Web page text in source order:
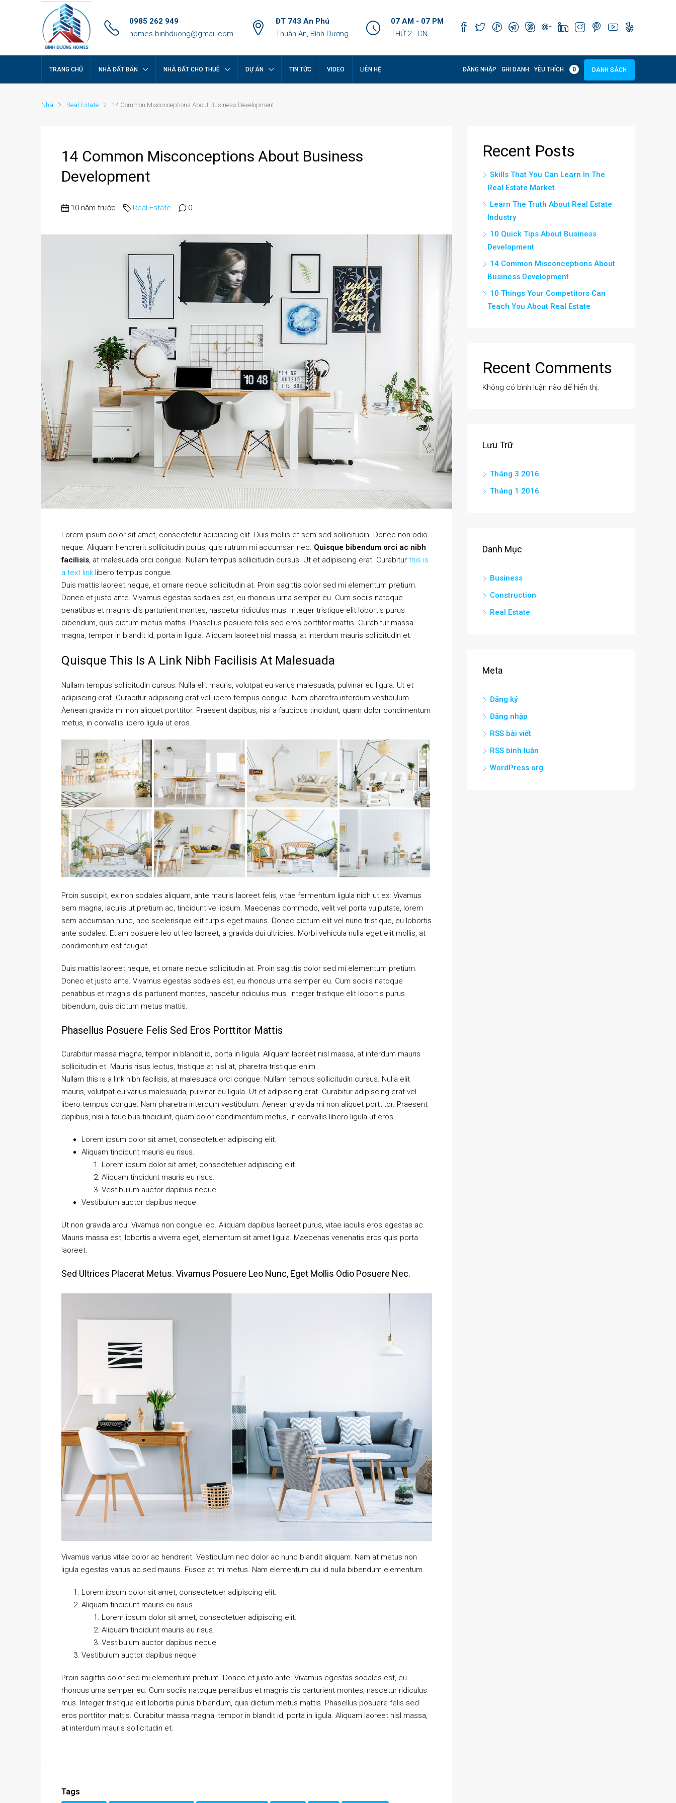
0985 262 949
homes.binhduong@gmail.com
ĐT 743 An Phú
Thuận An, Bình Dương
07 AM - 07 PM
THỨ 2 - CN
TRANG CHỦ NHÀ ĐẤT BÁN NHÀ ĐẤT CHO THUÊ DỰ ÁN TIN TỨC VIDEO LIÊN HỆ ĐĂNG NHẬP GHI DANH YÊU THÍCH 0 DANH SÁCH
Nhà Real Estate 14 Common Misconceptions About Business Development
14 Common Misconceptions About Business
Development
10 năm trước Real Estate 0
Lorem ipsum dolor sit amet, consectetur adipiscing elit. Duis mollis et sem sed sollicitudin. Donec non odio
neque. Aliquam hendrerit sollicitudin purus, quis rutrum mi accumsan nec. Quisque bibendum orci ac nibh
facilisis, at malesuada orci congue. Nullam tempus sollicitudin cursus. Ut et adipiscing erat. Curabitur this is
a text link libero tempus congue.
Duis mattis laoreet neque, et ornare neque sollicitudin at. Proin sagittis dolor sed mi elementum pretium.
Donec et justo ante. Vivamus egestas sodales est, eu rhoncus urna semper eu. Cum sociis natoque
penatibus et magnis dis parturient montes, nascetur ridiculus mus. Integer tristique elit lobortis purus
bibendum, quis dictum metus mattis. Phasellus posuere felis sed eros porttitor mattis. Curabitur massa
magna, tempor in blandit id, porta in ligula. Aliquam laoreet nisl massa, at interdum mauris sollicitudin et.
Quisque This Is A Link Nibh Facilisis At Malesuada
Nullam tempus sollicitudin cursus. Nulla elit mauris, volutpat eu varius malesuada, pulvinar eu ligula. Ut et
adipiscing erat. Curabitur adipiscing erat vel libero tempus congue. Nam pharetra interdum vestibulum.
Aenean gravida mi non aliquet porttitor. Praesent dapibus, nisi a faucibus tincidunt, quam dolor condimentum
metus, in convallis libero ligula ut eros.
Proin suscipit, ex non sodales aliquam, ante mauris laoreet felis, vitae fermentum ligula nibh ut ex. Vivamus
sem magna, iaculis ut pretium ac, tincidunt vel ipsum. Maecenas commodo, velit vel porta vulputate, lorem
sem accumsan nunc, nec scelerisque elit turpis eget mauris. Donec dictum elit vel nunc tristique, eu lobortis
ante sodales. Etiam posuere leo ut leo laoreet, a gravida dui ultricies. Morbi vehicula nulla eget elit mollis, at
condimentum est feugiat.
Duis mattis laoreet neque, et ornare neque sollicitudin at. Proin sagittis dolor sed mi elementum pretium.
Donec et justo ante. Vivamus egestas sodales est, eu rhoncus urna semper eu. Cum sociis natoque
penatibus et magnis dis parturient montes, nascetur ridiculus mus. Integer tristique elit lobortis purus
bibendum, quis dictum metus mattis.
Phasellus Posuere Felis Sed Eros Porttitor Mattis
Curabitur massa magna, tempor in blandit id, porta in ligula. Aliquam laoreet nisl massa, at interdum mauris
sollicitudin et. Mauris risus lectus, tristique at nisl at, pharetra tristique enim.
Nullam this is a link nibh facilisis, at malesuada orci congue. Nullam tempus sollicitudin cursus. Nulla elit
mauris, volutpat eu varius malesuada, pulvinar eu ligula. Ut et adipiscing erat. Curabitur adipiscing erat vel
libero tempus congue. Nam pharetra interdum vestibulum. Aenean gravida mi non aliquet porttitor. Praesent
dapibus, nisi a faucibus tincidunt, quam dolor condimentum metus, in convallis libero ligula ut eros.
Lorem ipsum dolor sit amet, consectetuer adipiscing elit.
Aliquam tincidunt mauris eu risus.
Lorem ipsum dolor sit amet, consectetuer adipiscing elit.
Aliquam tincidunt mauris eu risus.
Vestibulum auctor dapibus neque.
Vestibulum auctor dapibus neque.
Ut non gravida arcu. Vivamus non congue leo. Aliquam dapibus laoreet purus, vitae iaculis eros egestas ac.
Mauris massa est, lobortis a viverra eget, elementum sit amet ligula. Maecenas venenatis eros quis porta
laoreet.
Sed Ultrices Placerat Metus. Vivamus Posuere Leo Nunc, Eget Mollis Odio Posuere Nec.
Vivamus varius vitae dolor ac hendrerit. Vestibulum nec dolor ac nunc blandit aliquam. Nam at metus non
ligula egestas varius ac sed mauris. Fusce at mi metus. Nam elementum dui id nulla bibendum elementum.
Lorem ipsum dolor sit amet, consectetuer adipiscing elit.
Aliquam tincidunt mauris eu risus.
Lorem ipsum dolor sit amet, consectetuer adipiscing elit.
Aliquam tincidunt mauris eu risus.
Vestibulum auctor dapibus neque.
Vestibulum auctor dapibus neque.
Proin sagittis dolor sed mi elementum pretium. Donec et justo ante. Vivamus egestas sodales est, eu
rhoncus urna semper eu. Cum sociis natoque penatibus et magnis dis parturient montes, nascetur ridiculus
mus. Integer tristique elit lobortis purus bibendum, quis dictum metus mattis. Phasellus posuere felis sed
eros porttitor mattis. Curabitur massa magna, tempor in blandit id, porta in ligula. Aliquam laoreet nisl massa,
at interdum mauris sollicitudin et.
Tags
Recent Posts
Skills That You Can Learn In The
Real Estate Market
Learn The Truth About Real Estate
Industry
10 Quick Tips About Business
Development
14 Common Misconceptions About
Business Development
10 Things Your Competitors Can
Teach You About Real Estate
Recent Comments
Không có bình luận nào để hiển thị.
Lưu Trữ
Tháng 3 2016
Tháng 1 2016
Danh Mục
Business
Construction
Real Estate
Meta
Đăng ký
Đăng nhập
RSS bài viết
RSS bình luận
WordPress.org